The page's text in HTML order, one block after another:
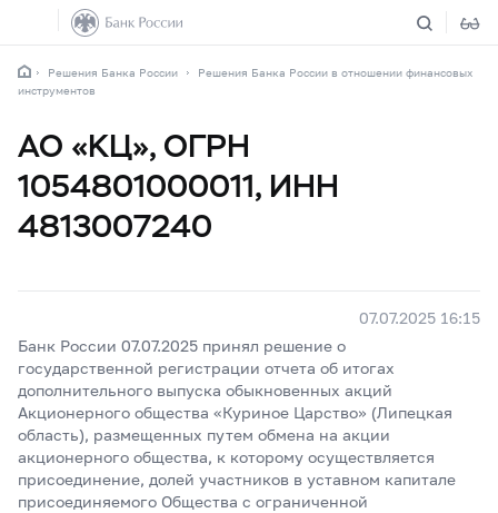
Решения Банка России
Решения Банка России в отношении финансовых
инструментов
АО «КЦ», ОГРН
1054801000011, ИНН
4813007240
07.07.2025 16:15
Банк России 07.07.2025 принял решение о
государственной регистрации отчета об итогах
дополнительного выпуска обыкновенных акций
Акционерного общества «Куриное Царство» (Липецкая
область), размещенных путем обмена на акции
акционерного общества, к которому осуществляется
присоединение, долей участников в уставном капитале
присоединяемого Общества с ограниченной